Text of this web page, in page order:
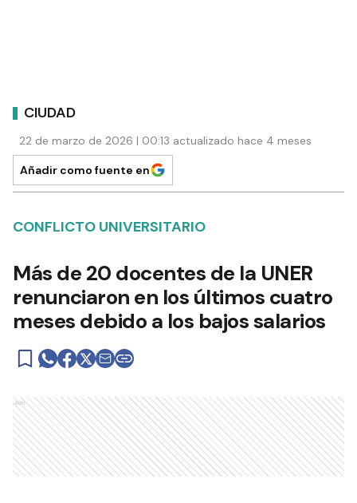
CIUDAD
22 de marzo de 2026 | 00:13 actualizado hace 4 meses
Añadir como fuente en
CONFLICTO UNIVERSITARIO
Más de 20 docentes de la UNER
renunciaron en los últimos cuatro
meses debido a los bajos salarios
Ads